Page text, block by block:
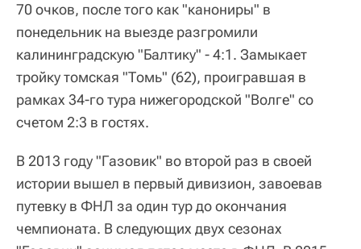
70 очков, после того как "канониры" в
понедельник на выезде разгромили
калининградскую "Балтику" - 4:1. Замыкает
тройку томская "Томь" (62), проигравшая в
рамках 34-го тура нижегородской "Волге" со
счетом 2:3 в гостях.
В 2013 году "Газовик" во второй раз в своей
истории вышел в первый дивизион, завоевав
путевку в ФНЛ за один тур до окончания
чемпионата. В следующих двух сезонах